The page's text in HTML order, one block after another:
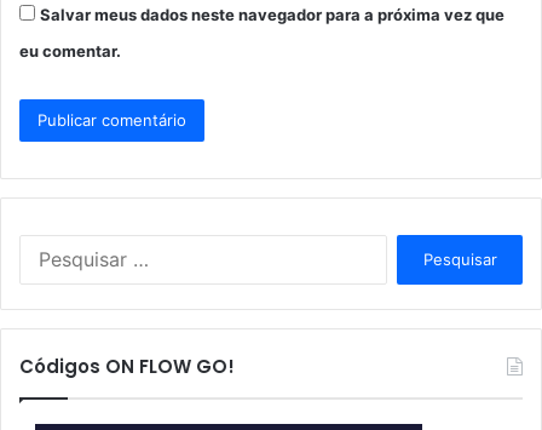
Salvar meus dados neste navegador para a próxima vez que
eu comentar.
q
s
a
Códigos ON FLOW GO!